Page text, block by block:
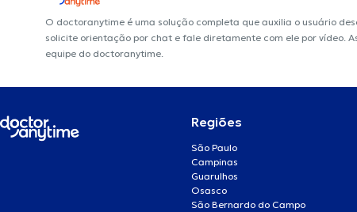
O doctoranytime é uma solução completa que auxilia o usuário
solicite orientação por chat e fale diretamente com ele por vídeo.
equipe do doctoranytime.
Regiões
São Paulo
Campinas
Guarulhos
Osasco
São Bernardo do Campo